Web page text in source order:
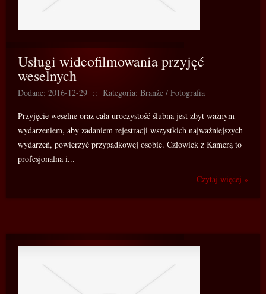
Usługi wideofilmowania przyjęć
weselnych
Dodane: 2016-12-29 :: Kategoria: Branże / Fotografia
Przyjęcie weselne oraz cała uroczystość ślubna jest zbyt ważnym
wydarzeniem, aby zadaniem rejestracji wszystkich najważniejszych
wydarzeń, powierzyć przypadkowej osobie. Człowiek z Kamerą to
profesjonalna i...
Czytaj więcej »